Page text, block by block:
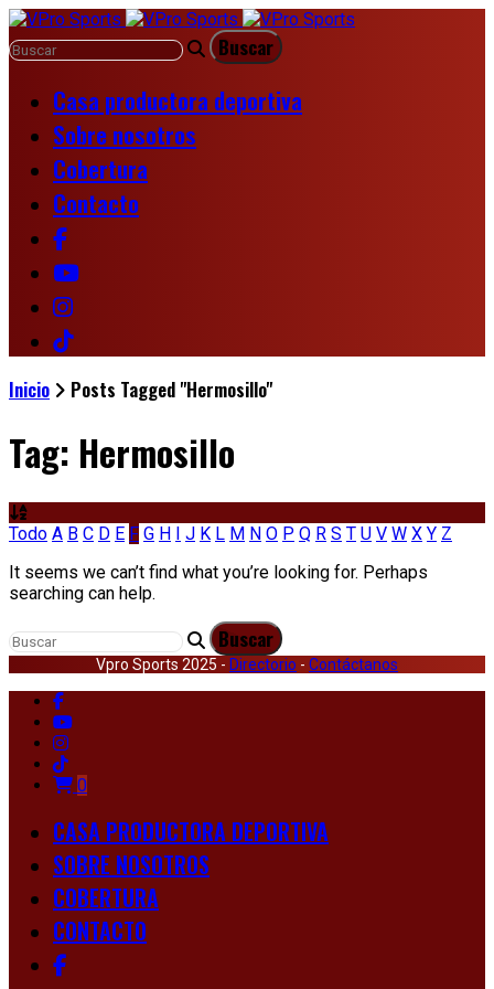
Casa productora deportiva
Sobre nosotros
Cobertura
Contacto
Inicio Posts Tagged "Hermosillo"
Tag: Hermosillo
Todo A B C D E F G H I J K L M N O P Q R S T U V W X Y Z
It seems we can’t find what you’re looking for. Perhaps
searching can help.
Vpro Sports 2025 - Directorio - Contáctanos
0
CASA PRODUCTORA DEPORTIVA
SOBRE NOSOTROS
COBERTURA
CONTACTO